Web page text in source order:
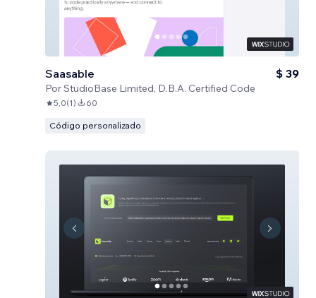
Saasable
PorStudioBase Limited, D.B.A. Certified Code
$ 39
5,0(1) 60
Código personalizado